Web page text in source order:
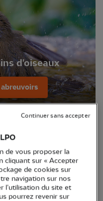
d'oiseaux
de vous proposer la
cliquant sur « Accepter
de cookies sur
navigation sur nos
l’utilisation du site et
pourrez revenir sur
Continuer sans accepter